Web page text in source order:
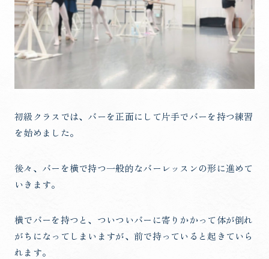
初級クラスでは、バーを正面にして片手でバーを持つ練習
を始めました。
後々、バーを横で持つ一般的なバーレッスンの形に進めて
いきます。
横でバーを持つと、ついついバーに寄りかかって体が倒れ
がちになってしまいますが、前で持っていると起きていら
れます。